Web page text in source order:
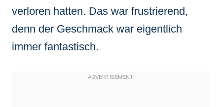
verloren hatten. Das war frustrierend,
denn der Geschmack war eigentlich
immer fantastisch.